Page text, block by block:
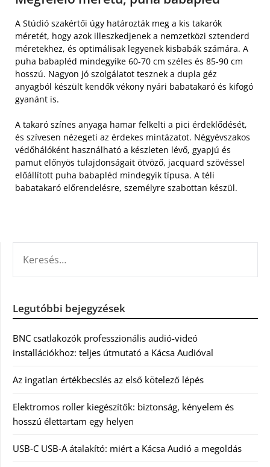
A Stúdió szakértői úgy határozták meg a kis takarók
méretét, hogy azok illeszkedjenek a nemzetközi sztenderd
méretekhez, és optimálisak legyenek kisbabák számára. A
puha babapléd mindegyike 60-70 cm széles és 85-90 cm
hosszú. Nagyon jó szolgálatot tesznek a dupla géz
anyagból készült kendők vékony nyári babatakaró és kifogó
gyanánt is.
A takaró színes anyaga hamar felkelti a pici érdeklődését,
és szívesen nézegeti az érdekes mintázatot. Négyévszakos
védőhálóként használható a készleten lévő, gyapjú és
pamut előnyös tulajdonságait ötvöző, jacquard szövéssel
előállított puha babapléd mindegyik típusa. A téli
babatakaró előrendelésre, személyre szabottan készül.
Legutóbbi bejegyzések
BNC csatlakozók professzionális audió-videó
installációkhoz: teljes útmutató a Kácsa Audióval
Az ingatlan értékbecslés az első kötelező lépés
Elektromos roller kiegészítők: biztonság, kényelem és
hosszú élettartam egy helyen
USB-C USB-A átalakító: miért a Kácsa Audió a megoldás